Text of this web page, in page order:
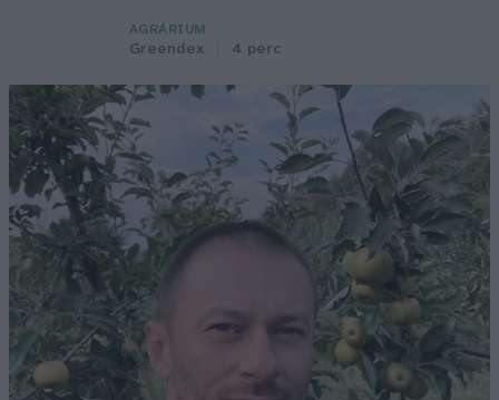
AGRÁRIUM
Greendex 4 perc